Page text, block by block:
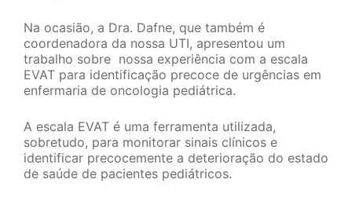
Na ocasião, a Dra. Dafne, que também é
coordenadora da nossa UTI, apresentou um
trabalho sobre nossa experiência com a escala
EVAT para identificação precoce de urgências em
enfermaria de oncologia pediátrica.
A escala EVAT é uma ferramenta utilizada,
sobretudo, para monitorar sinais clínicos e
identificar precocemente a deterioração do estado
de saúde de pacientes pediátricos.